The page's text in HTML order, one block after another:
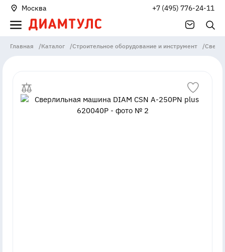
Москва +7 (495) 776-24-11
Главная /Каталог /Строительное оборудование и инструмент /